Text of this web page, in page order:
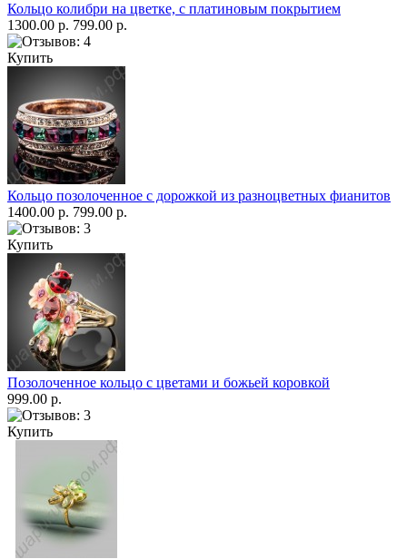
Кольцо колибри на цветке, с платиновым покрытием
1300.00 р. 799.00 р.
Купить
Кольцо позолоченное с дорожкой из разноцветных фианитов
1400.00 р. 799.00 р.
Купить
Позолоченное кольцо с цветами и божьей коровкой
999.00 р.
Купить